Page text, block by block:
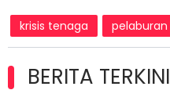
krisis tenaga pelaburan
BERITA TERKINI